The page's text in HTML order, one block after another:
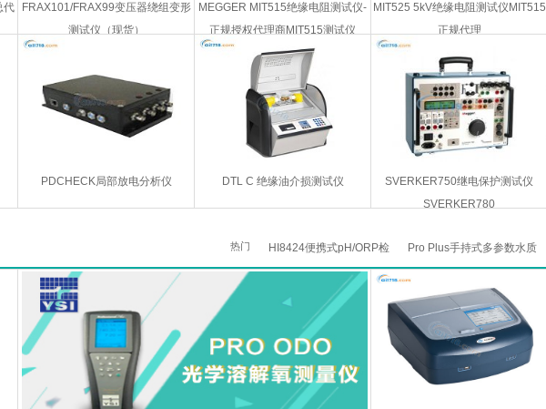
代
FRAX101/FRAX99变压器绕组变形
测试仪（现货）
MEGGER MIT515绝缘电阻测试仪-
正规授权代理商MIT515测试仪
MIT525 5kV绝缘电阻测试仪MIT515
正规代理
PDCHECK局部放电分析仪 DTL C 绝缘油介损测试仪
SVERKER750继电保护测试仪
SVERKER780
Pro Plus手持式多参数水质
HI8424便携式pH/ORP检
热门